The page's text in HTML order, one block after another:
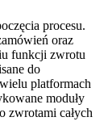
procesu.
oraz
funkcji zwrotu
do
platformach
moduły
zwrotami całych